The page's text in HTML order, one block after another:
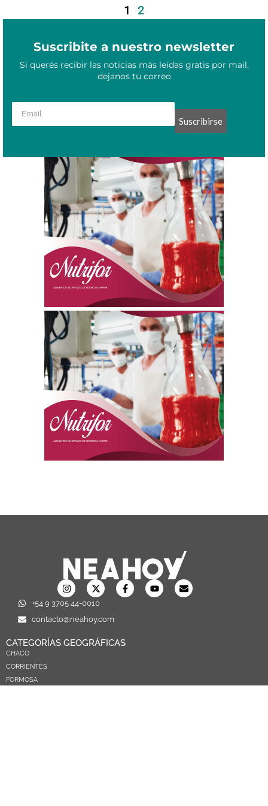
1 2
Suscribite a nuestro newsletter
Si querés recibir las noticias más leídas gratis por mail,
dejanos tu correo
Suscribirse
+54 9 3705 44-0010
contacto@neahoy.com
CATEGORÍAS GEOGRÁFICAS
CHACO
CORRIENTES
FORMOSA